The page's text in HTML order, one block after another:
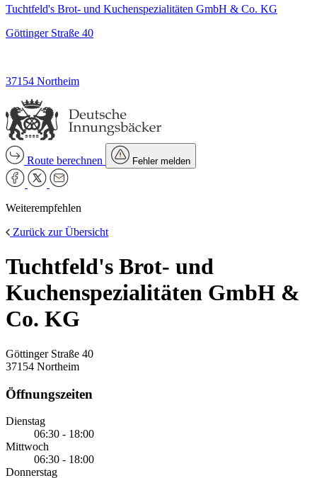
Tuchtfeld's Brot- und Kuchenspezialitäten GmbH & Co. KG
Göttinger Straße 40
37154 Northeim
Route berechnen Fehler melden
Weiterempfehlen
Zurück zur Übersicht
Tuchtfeld's Brot- und
Kuchenspezialitäten GmbH &
Co. KG
Göttinger Straße 40
37154 Northeim
Öffnungszeiten
Dienstag
06:30 - 18:00
Mittwoch
06:30 - 18:00
Donnerstag